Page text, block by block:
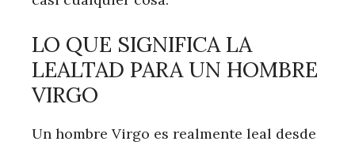
LO QUE SIGNIFICA LA
LEALTAD PARA UN HOMBRE
VIRGO
Un hombre Virgo es realmente leal desde